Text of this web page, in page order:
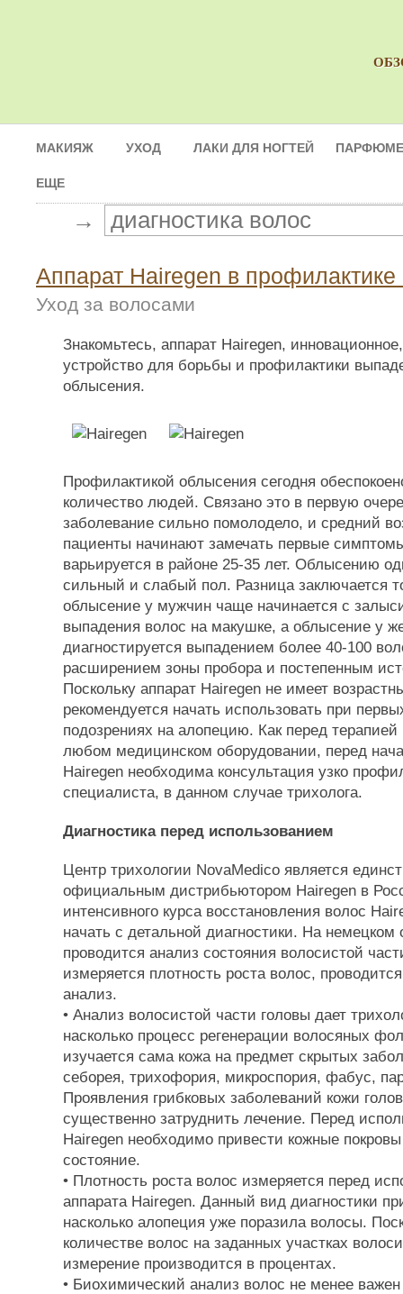
МАКИЯЖ УХОД ЛАКИ ДЛЯ НОГТЕЙ
ЕЩЕ
→
Аппарат Нairegen в
Уход за волосами
Знакомьтесь, аппарат Нairegen,
устройство для борьбы и профилактики
облысения.
Профилактикой облысения сегодня
количество людей. Связано это в первую
заболевание сильно помолодело, и средний
пациенты начинают замечать первые
варьируется в районе 25-35 лет. Облысению
сильный и слабый пол. Разница заключается
облысение у мужчин чаще начинается с
выпадения волос на макушке, а облысение у
диагностируется выпадением более 40-100
расширением зоны пробора и постепенным
Поскольку аппарат Hairegen не имеет
рекомендуется начать использовать при
подозрениях на алопецию. Как перед
любом медицинском оборудовании, перед
Hairegen необходима консультация узко
специалиста, в данном случае трихолога.
Диагностика перед использованием
Центр трихологии NovaMedico является
официальным дистрибьютором Hairegen в
интенсивного курса восстановления волос
начать с детальной диагностики. На немецком
проводится анализ состояния волосистой
измеряется плотность роста волос,
анализ.
• Анализ волосистой части головы дает
насколько процесс регенерации волосяных
изучается сама кожа на предмет скрытых
себорея, трихофория, микроспория, фабус,
Проявления грибковых заболеваний кожи
существенно затруднить лечение. Перед
Hairegen необходимо привести кожные
состояние.
• Плотность роста волос измеряется перед
аппарата Hairegen. Данный вид диагностики
насколько алопеция уже поразила волосы.
количестве волос на заданных участках
измерение производится в процентах.
• Биохимический анализ волос не менее важен